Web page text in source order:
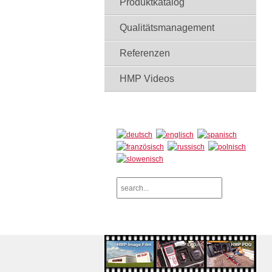
Produktkatalog
Qualitätsmanagement
Referenzen
HMP Videos